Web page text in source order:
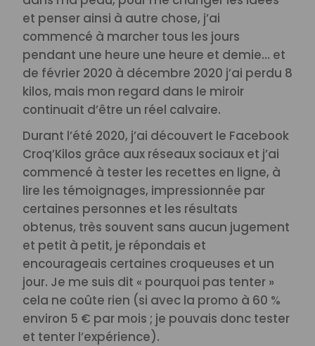
et penser ainsi à autre chose, j’ai
commencé à marcher tous les jours
pendant une heure une heure et demie… et
de février 2020 à décembre 2020 j’ai perdu 8
kilos, mais mon regard dans le miroir
continuait d’être un réel calvaire.
Durant l’été 2020, j’ai découvert le Facebook
Croq’Kilos grâce aux réseaux sociaux et j’ai
commencé à tester les recettes en ligne, à
lire les témoignages, impressionnée par
certaines personnes et les résultats
obtenus, très souvent sans aucun jugement
et petit à petit, je répondais et
encourageais certaines croqueuses et un
jour. Je me suis dit « pourquoi pas tenter »
cela ne coûte rien (si avec la promo à 60 %
environ 5 € par mois ; je pouvais donc tester
et tenter l’expérience).